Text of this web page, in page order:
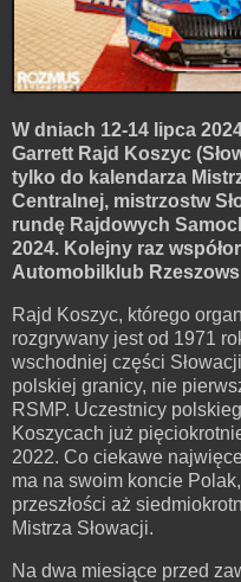
W dniach 12-14 lipca
Garrett Rajd Koszyc
tylko do kalendarza
Centralnej, mistrzostw
rundę Rajdowych
2024. Kolejny raz
Automobilklub
Rajd Koszyc, którego
rozgrywany jest od 1971
wschodniej części
polskiej granicy, nie
RSMP. Uczestnicy
Koszycach już
2022. Co ciekawe
ma na swoim koncie
przeszłości aż
Mistrza Słowacji.
Na dwa miesiące przed